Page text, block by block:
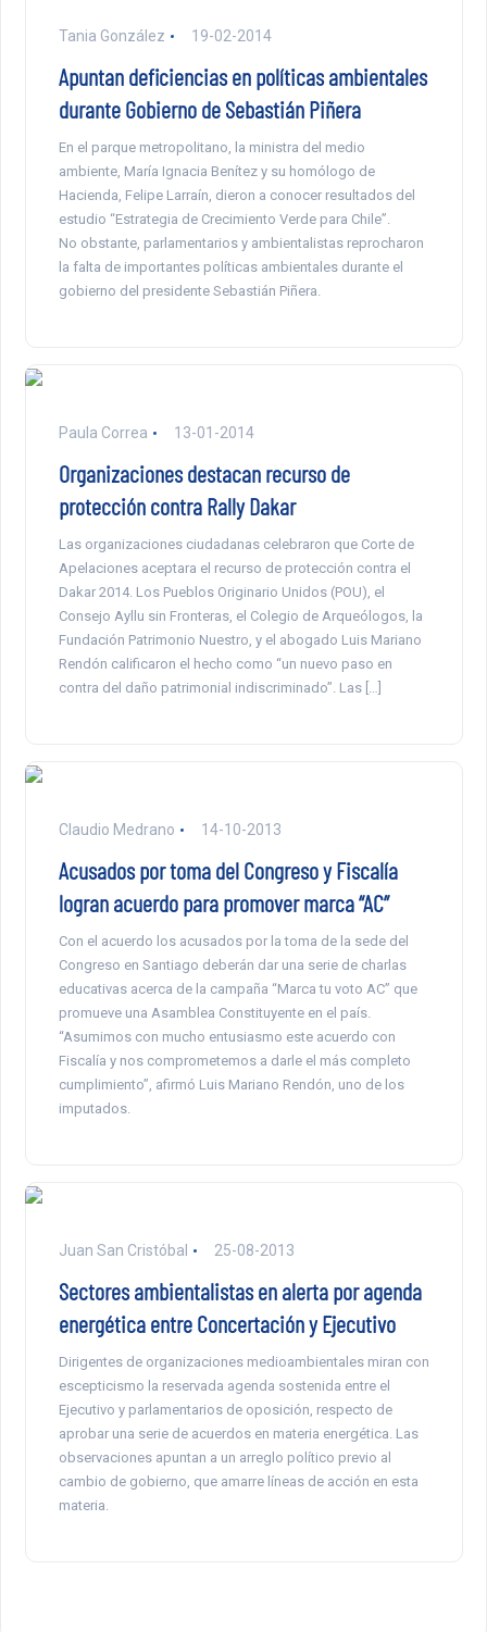
Tania González 19-02-2014
Apuntan deficiencias en políticas ambientales
durante Gobierno de Sebastián Piñera
En el parque metropolitano, la ministra del medio
ambiente, María Ignacia Benítez y su homólogo de
Hacienda, Felipe Larraín, dieron a conocer resultados del
estudio “Estrategia de Crecimiento Verde para Chile”.
No obstante, parlamentarios y ambientalistas reprocharon
la falta de importantes políticas ambientales durante el
gobierno del presidente Sebastián Piñera.
Paula Correa 13-01-2014
Organizaciones destacan recurso de
protección contra Rally Dakar
Las organizaciones ciudadanas celebraron que Corte de
Apelaciones aceptara el recurso de protección contra el
Dakar 2014. Los Pueblos Originario Unidos (POU), el
Consejo Ayllu sin Fronteras, el Colegio de Arqueólogos, la
Fundación Patrimonio Nuestro, y el abogado Luis Mariano
Rendón calificaron el hecho como “un nuevo paso en
contra del daño patrimonial indiscriminado”. Las […]
Claudio Medrano 14-10-2013
Acusados por toma del Congreso y Fiscalía
logran acuerdo para promover marca “AC”
Con el acuerdo los acusados por la toma de la sede del
Congreso en Santiago deberán dar una serie de charlas
educativas acerca de la campaña “Marca tu voto AC” que
promueve una Asamblea Constituyente en el país.
“Asumimos con mucho entusiasmo este acuerdo con
Fiscalía y nos comprometemos a darle el más completo
cumplimiento”, afirmó Luis Mariano Rendón, uno de los
imputados.
Juan San Cristóbal 25-08-2013
Sectores ambientalistas en alerta por agenda
energética entre Concertación y Ejecutivo
Dirigentes de organizaciones medioambientales miran con
escepticismo la reservada agenda sostenida entre el
Ejecutivo y parlamentarios de oposición, respecto de
aprobar una serie de acuerdos en materia energética. Las
observaciones apuntan a un arreglo político previo al
cambio de gobierno, que amarre líneas de acción en esta
materia.